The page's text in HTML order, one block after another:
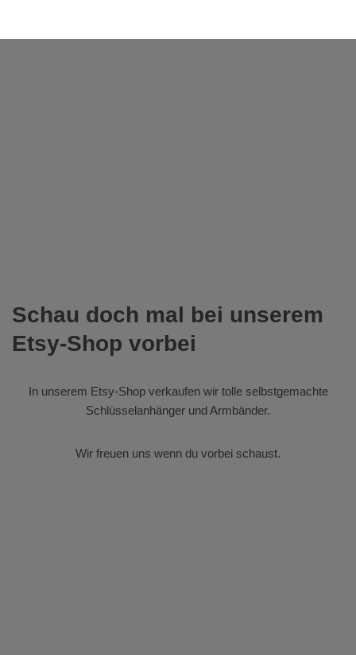
Schau doch mal bei unserem
Etsy-Shop vorbei
In unserem Etsy-Shopverkaufen wir tolle selbstgemachte
Schlüsselanhänger und Armbänder.
Wir freuen uns wenn du vorbei schaust.